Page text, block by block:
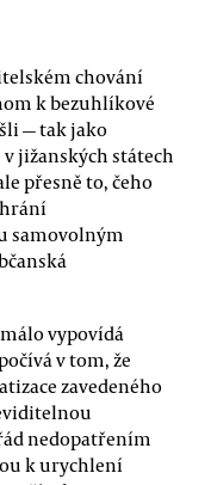
chování
k bezuhlíkové
— tak jako
jižanských státech
přesně to, čeho
samovolným
vypovídá
v tom, že
zavedeného
nedopatřením
k urychlení